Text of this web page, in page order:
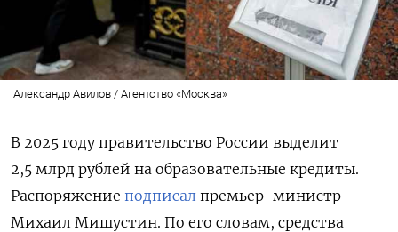
Александр Авилов / Агентство «Москва»
В 2025 году правительство России выделит
2,5 млрд рублей на образовательные кредиты.
Распоряжение подписал премьер-министр
Михаил Мишустин. По его словам, средства